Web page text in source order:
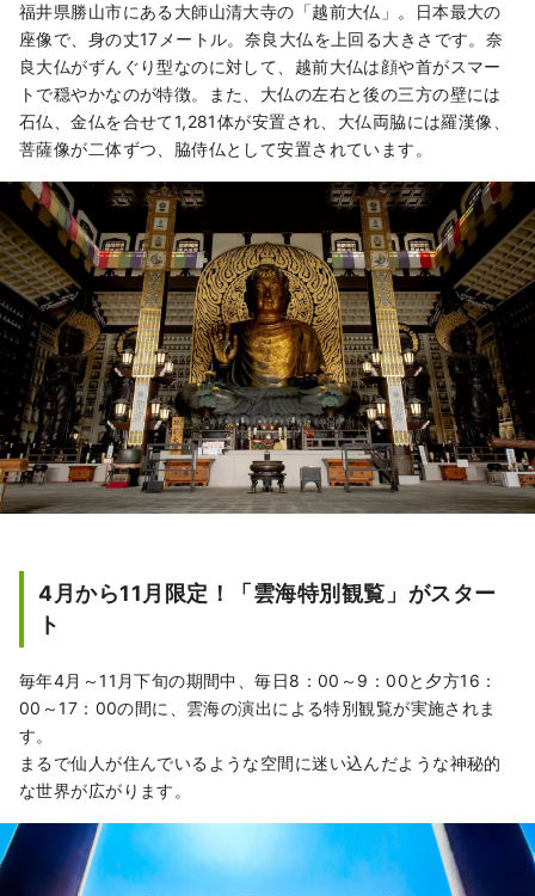
福井県勝山市にある大師山清大寺の「越前大仏」。日本最大の
座像で、身の丈17メートル。奈良大仏を上回る大きさです。奈
良大仏がずんぐり型なのに対して、越前大仏は顔や首がスマー
トで穏やかなのが特徴。また、大仏の左右と後の三方の壁には
石仏、金仏を合せて1,281体が安置され、大仏両脇には羅漢像、
菩薩像が二体ずつ、脇侍仏として安置されています。
4月から11月限定！「雲海特別観覧」がスター
ト
毎年4月～11月下旬の期間中、毎日8：00～9：00と夕方16：
00～17：00の間に、雲海の演出による特別観覧が実施されま
す。
まるで仙人が住んでいるような空間に迷い込んだような神秘的
な世界が広がります。